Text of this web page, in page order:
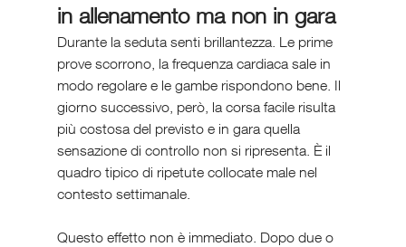
in allenamento ma non in gara
Durante la seduta senti brillantezza. Le prime
prove scorrono, la frequenza cardiaca sale in
modo regolare e le gambe rispondono bene. Il
giorno successivo, però, la corsa facile risulta
più costosa del previsto e in gara quella
sensazione di controllo non si ripresenta. È il
quadro tipico di ripetute collocate male nel
contesto settimanale.
Questo effetto non è immediato. Dopo due o